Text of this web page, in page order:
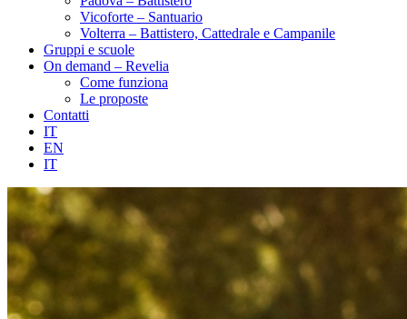
Vicoforte – Santuario
Volterra – Battistero, Cattedrale e Campanile
Gruppi e scuole
On demand – Revelia
Come funziona
Le proposte
Contatti
IT
EN
IT